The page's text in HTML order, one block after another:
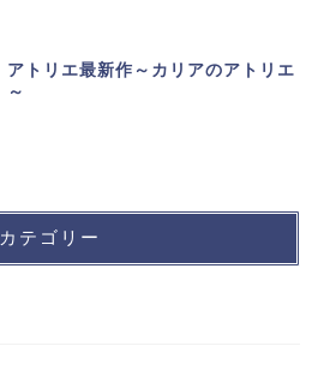
アトリエ最新作～カリアのアトリエ
～
カテゴリー